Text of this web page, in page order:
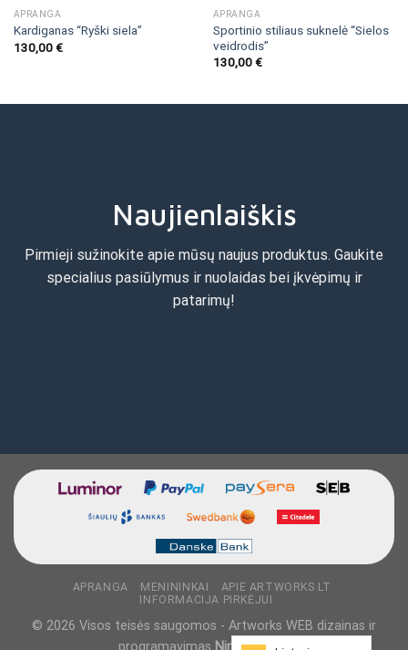
APRANGA
Kardiganas “Ryški siela”
130,00€
APRANGA
Sportinio stiliaus suknelė “Sielos
veidrodis”
130,00€
Naujienlaiškis
Pirmieji sužinokite apie mūsų naujus produktus. Gaukite
specialius pasiūlymus ir nuolaidas bei įkvėpimų ir
patarimų!
APRANGA MENININKAI
APIE ARTWORKS LT
INFORMACIJA PIRKĖJUI
© 2026 Visos teisės saugomos - Artworks WEB dizainas ir
programavimas NinjaDesigns